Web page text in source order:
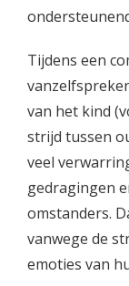
Tijdens een
van het kind
strijd tussen
veel
gedragingen
omstanders.
vanwege de
emoties van